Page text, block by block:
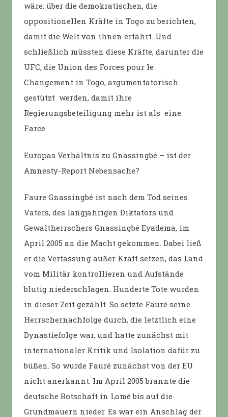
wäre: über die demokratischen, die
oppositionellen Kräfte in Togo zu berichten,
damit die Welt von ihnen erfährt. Und
schließlich müssten diese Kräfte, darunter die
UFC, die Union des Forces pour le
Changement in Togo, argumentatorisch
gestützt werden, damit ihre
Regierungsbeteiligung mehr ist als eine
Farce.
Europas Verhältnis zu Gnassingbé – ist der
Amnesty-Report Nebensache?
Faure Gnassingbé ist nach dem Tod seines
Vaters, des langjährigen Diktators und
Gewaltherrschers Gnassingbé Eyadema, im
April 2005 an die Macht gekommen. Dabei ließ
er die Verfassung außer Kraft setzen, das Land
vom Militär kontrollieren und Aufstände
blutig niederschlagen. Hunderte Tote wurden
in dieser Zeit gezählt. So setzte Fauré seine
Herrschernachfolge durch, die letztlich eine
Dynastiefolge war, und hatte zunächst mit
internationaler Kritik und Isolation dafür zu
büßen. So wurde Fauré zunächst von der EU
nicht anerkannt. Im April 2005 brannte die
deutsche Botschaft in Lomé bis auf die
Grundmauern nieder. Es war ein Anschlag der